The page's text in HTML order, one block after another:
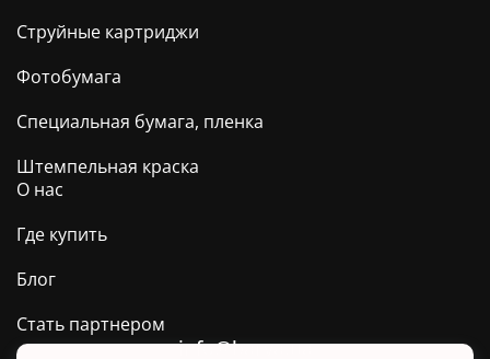
Струйные картриджи
Фотобумага
Специальная бумага, пленка
Штемпельная краска
О нас
Где купить
Блог
Стать партнером
info@barva.ua